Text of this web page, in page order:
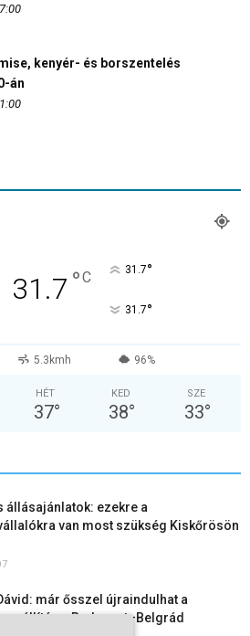
kenyér- és borszentelés
án
31.7 °C 31.7°
31.7°
5.3kmh 96%
HÉT
37°
KED
38°
SZE
33°
állásajánlatok: ezekre a
van most szükség Kiskőrösön
már ősszel újraindulhat a
a Budapest–Belgrád